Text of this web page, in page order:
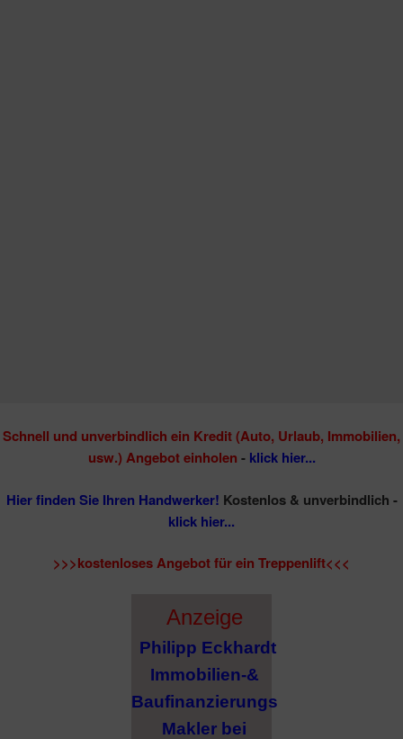
Schnell und unverbindlich ein Kredit (Auto, Urlaub, Immobilien,
usw.) Angebot einholen -klick hier...
Hier finden Sie Ihren Handwerker! Kostenlos & unverbindlich -
klick hier...
>>>kostenloses Angebot für ein Treppenlift<<<
Anzeige
Philipp Eckhardt
Immobilien-&
Baufinanzierungs
Makler bei